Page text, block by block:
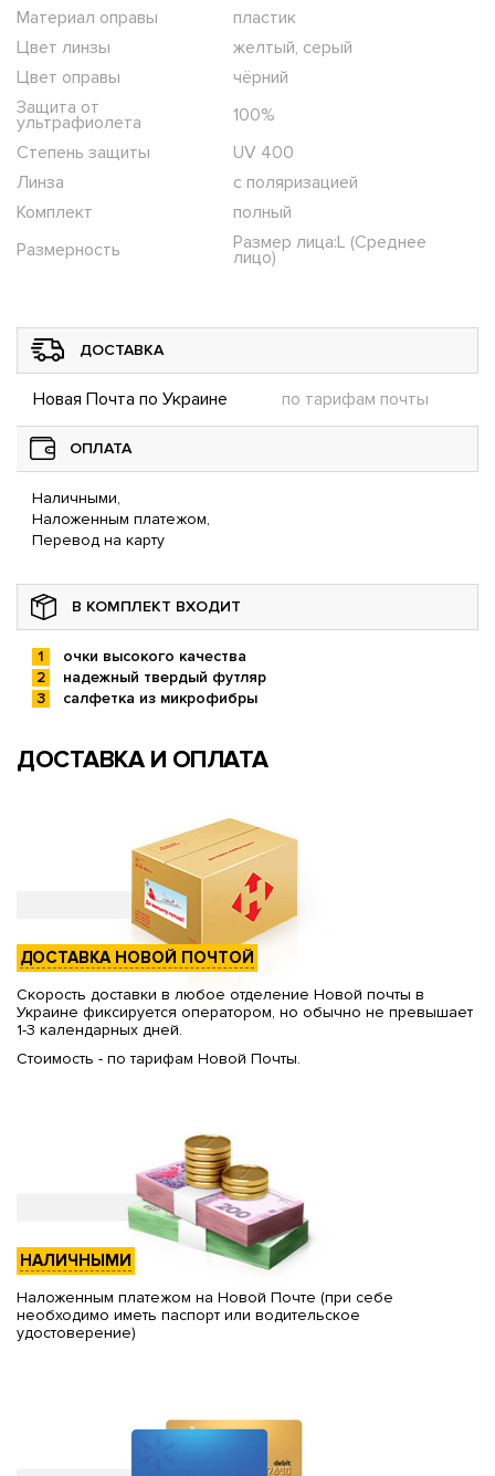
Материал оправы
пластик
Цвет линзы
желтый, серый
Цвет оправы
чёрний
Защита от
ультрафиолета
100%
Степень защиты
UV 400
Линза
с поляризацией
Комплект
полный
Размерность
Размер лица:L (Среднее
лицо)
ДОСТАВКА
Новая Почта по Украине по тарифам почты
ОПЛАТА
Наличными,
Наложенным платежом,
Перевод на карту
В КОМПЛЕКТ ВХОДИТ
очки высокого качества
надежный твердый футляр
салфетка из микрофибры
ДОСТАВКА И ОПЛАТА
ДОСТАВКА НОВОЙ ПОЧТОЙ
Скорость доставки в любое отделение Новой почты в
Украине фиксируется оператором, но обычно не превышает
1-3 календарных дней.
Стоимость - по тарифам Новой Почты.
НАЛИЧНЫМИ
Наложенным платежом на Новой Почте (при себе
необходимо иметь паспорт или водительское
удостоверение)